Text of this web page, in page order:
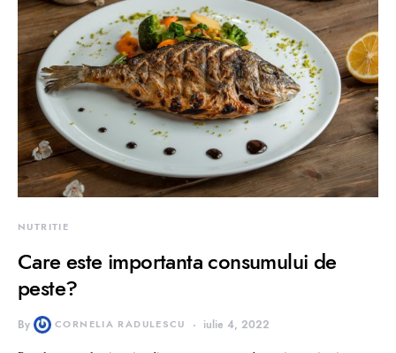
NUTRITIE
Care este importanta consumului de
peste?
By CORNELIA RADULESCU iulie 4, 2022